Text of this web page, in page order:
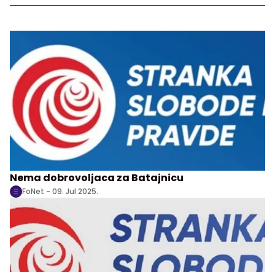
Nema dobrovoljaca za Batajnicu
FoNet - 09. Jul 2025.